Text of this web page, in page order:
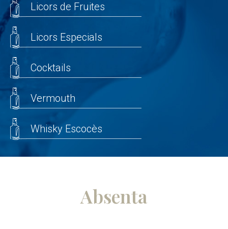
Licors de Fruites
Licors Especials
Cocktails
Vermouth
Whisky Escocès
Absenta